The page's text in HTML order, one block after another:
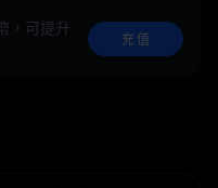
，可提升
充 值